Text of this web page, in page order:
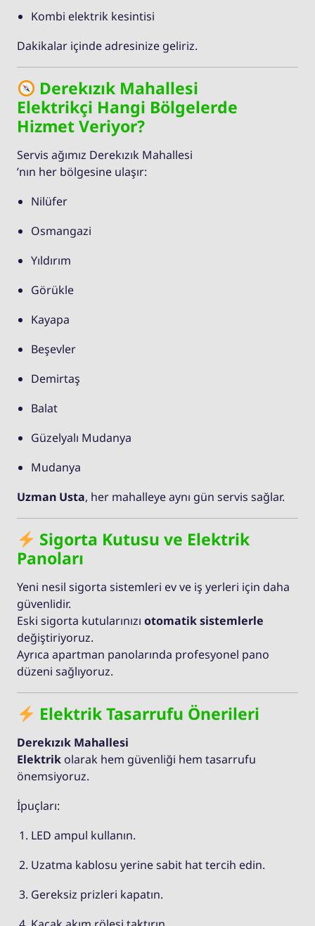
Kombi elektrik kesintisi
Dakikalar içinde adresinize geliriz.
Derekızık Mahallesi
Elektrikçi Hangi Bölgelerde
Hizmet Veriyor?
Servis ağımız Derekızık Mahallesi
’nın her bölgesine ulaşır:
Nilüfer
Osmangazi
Yıldırım
Görükle
Kayapa
Beşevler
Demirtaş
Balat
Güzelyalı Mudanya
Mudanya
Uzman Usta, her mahalleye aynı gün servis sağlar.
Sigorta Kutusu ve Elektrik
Panoları
Yeni nesil sigorta sistemleri ev ve iş yerleri için daha
güvenlidir.
Eski sigorta kutularınızı otomatik sistemlerle
değiştiriyoruz.
Ayrıca apartman panolarında profesyonel pano
düzeni sağlıyoruz.
Elektrik Tasarrufu Önerileri
Derekızık Mahallesi
Elektrik olarak hem güvenliği hem tasarrufu
önemsiyoruz.
İpuçları:
LED ampul kullanın.
Uzatma kablosu yerine sabit hat tercih edin.
Gereksiz prizleri kapatın.